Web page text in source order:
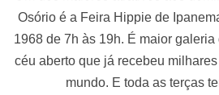
Osório é a Feira Hippie de
1968 de 7h às 19h. É maior
céu aberto que já recebeu
mundo. E toda as terças